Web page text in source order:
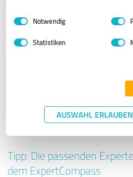
Impressum
Einwilligungsauswahl
Notwendig
Statistiken
AUSWAHL ERLAUBEN
Anbietern aus dem
Tipp: Die passenden
dem ExpertCompass